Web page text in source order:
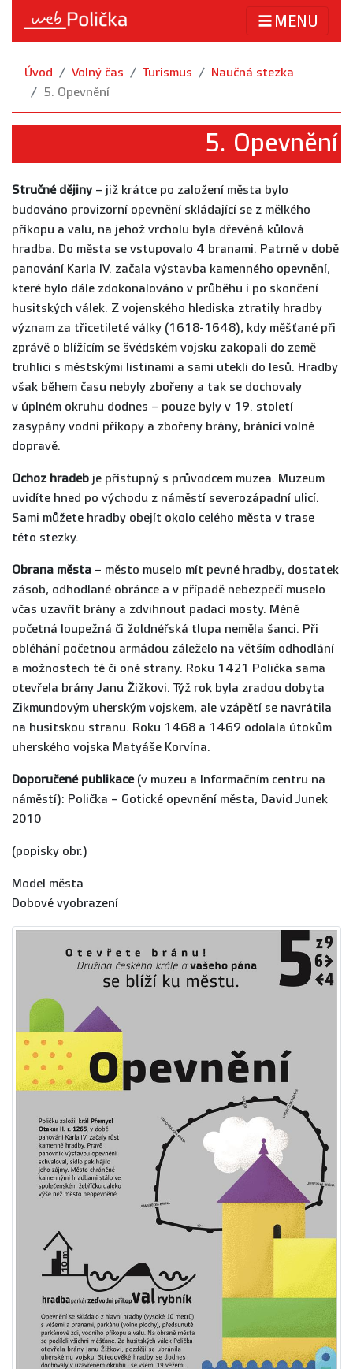
MENU
Úvod Volný čas Turismus
Naučná stezka
5. Opevnění
5. Opevnění
Stručné dějiny – již krátce po založení města bylo
budováno provizorní opevnění skládající se z mělkého
příkopu a valu, na jehož vrcholu byla dřevěná kůlová
hradba. Do města se vstupovalo 4 branami. Patrně v době
panování Karla IV. začala výstavba kamenného opevnění,
které bylo dále zdokonalováno v průběhu i po skončení
husitských válek. Z vojenského hlediska ztratily hradby
význam za třicetileté války (1618-1648), kdy měšťané při
zprávě o blížícím se švédském vojsku zakopali do země
truhlici s městskými listinami a sami utekli do lesů. Hradby
však během času nebyly zbořeny a tak se dochovaly
v úplném okruhu dodnes – pouze byly v 19. století
zasypány vodní příkopy a zbořeny brány, bránící volné
dopravě.
Ochoz hradeb je přístupný s průvodcem muzea. Muzeum
uvidíte hned po východu z náměstí severozápadní ulicí.
Sami můžete hradby obejít okolo celého města v trase
této stezky.
Obrana města – město muselo mít pevné hradby, dostatek
zásob, odhodlané obránce a v případě nebezpečí muselo
včas uzavřít brány a zdvihnout padací mosty. Méně
početná loupežná či žoldnéřská tlupa neměla šanci. Při
obléhání početnou armádou záleželo na větším odhodlání
a možnostech té či oné strany. Roku 1421 Polička sama
otevřela brány Janu Žižkovi. Týž rok byla zradou dobyta
Zikmundovým uherským vojskem, ale vzápětí se navrátila
na husitskou stranu. Roku 1468 a 1469 odolala útokům
uherského vojska Matyáše Korvína.
Doporučené publikace (v muzeu a Informačním centru na
náměstí): Polička – Gotické opevnění města, David Junek
2010
(popisky obr.)
Model města
Dobové vyobrazení